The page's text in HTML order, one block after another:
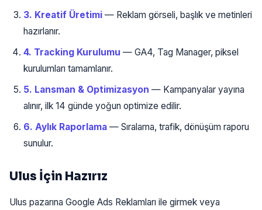
3. Kreatif Üretimi — Reklam görseli, başlık ve metinleri
hazırlanır.
4. Tracking Kurulumu — GA4, Tag Manager, piksel
kurulumları tamamlanır.
5. Lansman & Optimizasyon — Kampanyalar yayına
alınır, ilk 14 günde yoğun optimize edilir.
6. Aylık Raporlama — Sıralama, trafik, dönüşüm raporu
sunulur.
Ulus İçin Hazırız
Ulus pazarına Google Ads Reklamları ile girmek veya